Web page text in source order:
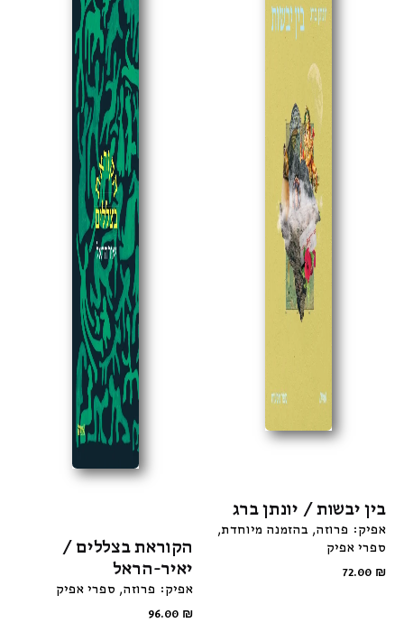
בין יבשות / יונתן ברג
אפיק: פרוזה בהזמנה מיוחדת
ספרי אפיק
72.00 ₪
הקוראת בצללים /
יאיר-הראל
אפיק: פרוזה ספרי אפיק
96.00 ₪